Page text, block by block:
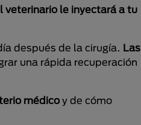
veterinario le inyectará a tu
después de la cirugía. Las
una rápida recuperación
médico y de cómo